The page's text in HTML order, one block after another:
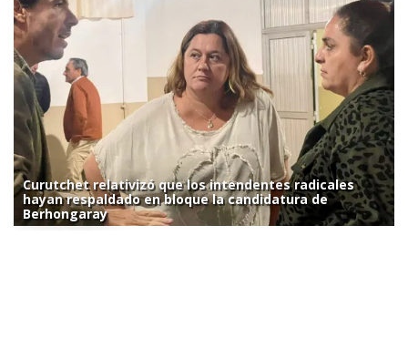
Curutchet relativizó que los intendentes radicales
hayan respaldado en bloque la candidatura de
Berhongaray